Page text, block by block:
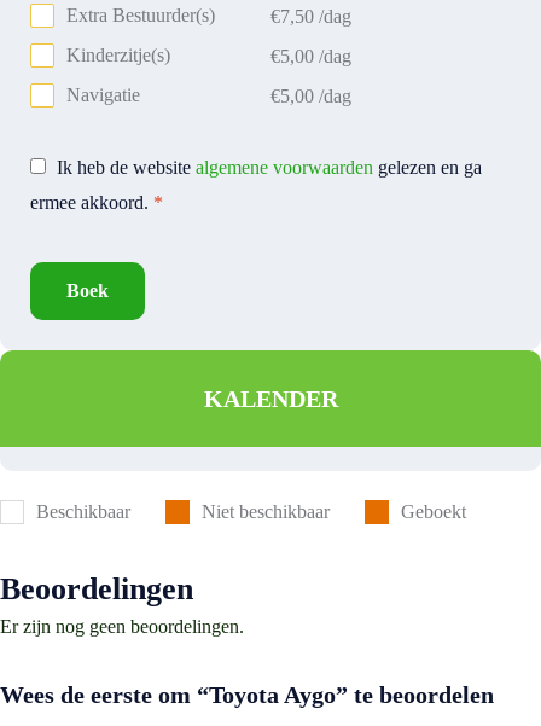
Extra Bestuurder(s)
€7,50 /dag
Kinderzitje(s)
€5,00 /dag
Navigatie
€5,00 /dag
Ik heb de website algemene voorwaarden gelezen en ga
ermee akkoord. *
Boek
KALENDER
Beschikbaar Niet beschikbaar Geboekt
Beoordelingen
Er zijn nog geen beoordelingen.
Wees de eerste om “Toyota Aygo” te beoordelen